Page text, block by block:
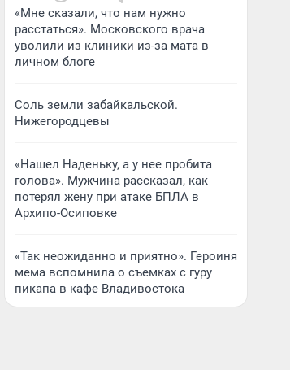
«Мне сказали, что нам нужно
расстаться». Московского врача
уволили из клиники из-за мата в
личном блоге
Соль земли забайкальской.
Нижегородцевы
«Нашел Наденьку, а у нее пробита
голова». Мужчина рассказал, как
потерял жену при атаке БПЛА в
Архипо-Осиповке
«Так неожиданно и приятно». Героиня
мема вспомнила о съемках с гуру
пикапа в кафе Владивостока